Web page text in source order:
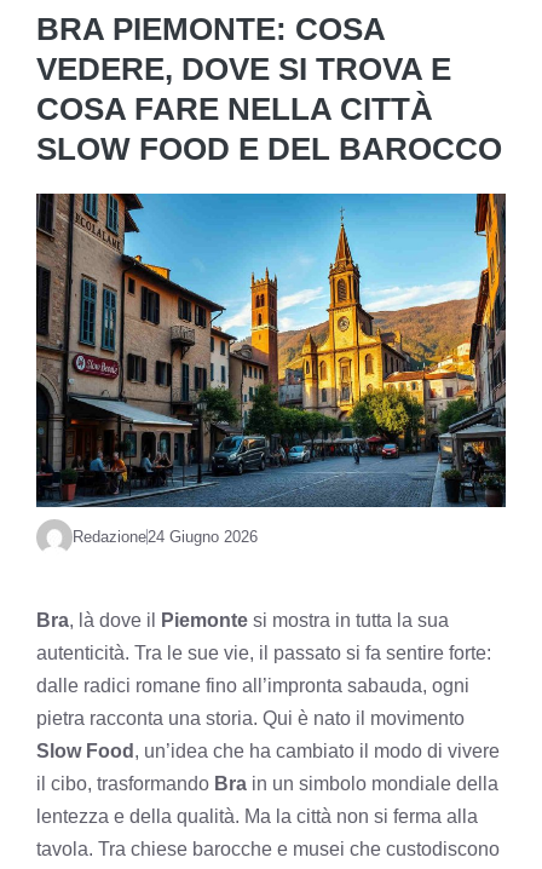
BRA PIEMONTE: COSA
VEDERE, DOVE SI TROVA E
COSA FARE NELLA CITTÀ
SLOW FOOD E DEL BAROCCO
Redazione24 Giugno 2026
Bra, là dove il Piemonte si mostra in tutta la sua
autenticità. Tra le sue vie, il passato si fa sentire forte:
dalle radici romane fino all’impronta sabauda, ogni
pietra racconta una storia. Qui è nato il movimento
Slow Food , un’idea che ha cambiato il modo di vivere
il cibo, trasformando Bra in un simbolo mondiale della
lentezza e della qualità. Ma la città non si ferma alla
tavola. Tra chiese barocche e musei che custodiscono